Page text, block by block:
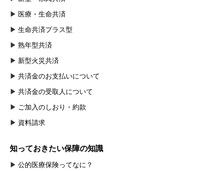
医療・生命共済
生命共済プラス型
熟年型共済
新型火災共済
共済金のお支払いについて
共済金の受取人について
ご加入のしおり・約款
資料請求
知っておきたい保障の知識
公的医療保険ってなに？